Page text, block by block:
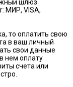
шлюз
МИР, VISA,
то оплатить свою
в ваш личный
свои данные
нем оплату
счета или